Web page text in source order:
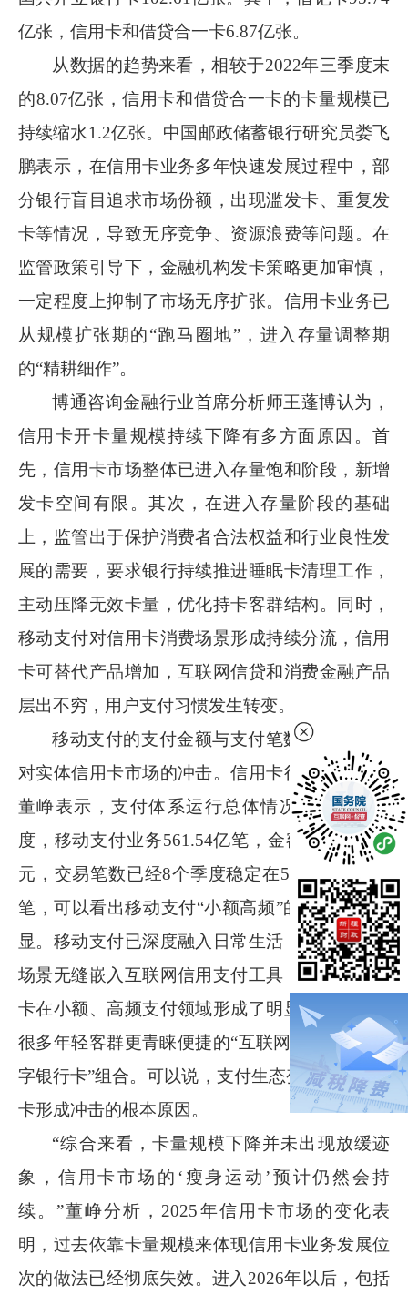
亿张，信用卡和借贷合一卡6.87亿张。
从数据的趋势来看，相较于2022年三季度末
的8.07亿张，信用卡和借贷合一卡的卡量规模已
持续缩水1.2亿张。中国邮政储蓄银行研究员娄飞
鹏表示，在信用卡业务多年快速发展过程中，部
分银行盲目追求市场份额，出现滥发卡、重复发
卡等情况，导致无序竞争、资源浪费等问题。在
监管政策引导下，金融机构发卡策略更加审慎，
一定程度上抑制了市场无序扩张。信用卡业务已
从规模扩张期的“跑马圈地”，进入存量调整期
的“精耕细作”。
博通咨询金融行业首席分析师王蓬博认为，
信用卡开卡量规模持续下降有多方面原因。首
先，信用卡市场整体已进入存量饱和阶段，新增
发卡空间有限。其次，在进入存量阶段的基础
上，监管出于保护消费者合法权益和行业良性发
展的需要，要求银行持续推进睡眠卡清理工作，
主动压降无效卡量，优化持卡客群结构。同时，
移动支付对信用卡消费场景形成持续分流，信用
卡可替代产品增加，互联网信贷和消费金融产品
层出不穷，用户支付习惯发生转变。
移动支付的支付金额与支付笔数，印证了其
对实体信用卡市场的冲击。信用卡行业资深专家
董峥表示，支付体系运行总体情况显示，一季
度，移动支付业务561.54亿笔，金额167.15万亿
元，交易笔数已经8个季度稳定在500亿至600亿
笔，可以看出移动支付“小额高频”的特点极为明
显。移动支付已深度融入日常生活，其依托支付
场景无缝嵌入互联网信用支付工具，对传统信用
卡在小额、高频支付领域形成了明显替代，而且
很多年轻客群更青睐便捷的“互联网信用支付
数
字银行卡”组合。可以说，支付生态变迁是对信用
卡形成冲击的根本原因。
“综合来看，卡量规模下降并未出现放缓迹
象，信用卡市场的‘瘦身运动’预计仍然会持
续。”董峥分析，2025年信用卡市场的变化表
明，过去依靠卡量规模来体现信用卡业务发展位
次的做法已经彻底失效。进入2026年以后，包括